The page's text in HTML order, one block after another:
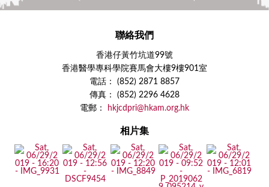
聯絡我們
香港仔黃竹坑道99號
香港醫學專科學院賽馬會大樓9樓901室
電話： (852) 2871 8857
傳真： (852) 2296 4628
電郵：
hkjcdpri@hkam.org.hk
相片集